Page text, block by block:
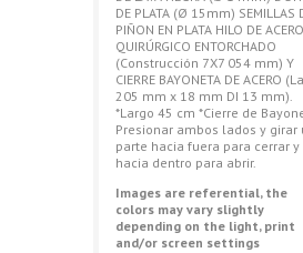
DE PLATA (Ø 15mm) SEMILLAS
PIÑON EN PLATA HILO DE ACERO
QUIRÚRGICO ENTORCHADO
(Construcción 7X7 054 mm) Y
CIERRE BAYONETA DE ACERO
205 mm x 18 mm DI 13 mm).
*Largo 45 cm *Cierre de
Presionar ambos lados y girar
parte hacia fuera para cerrar y
hacia dentro para abrir.
Images are referential, the
colors may vary slightly
depending on the light, print
and/or screen settings